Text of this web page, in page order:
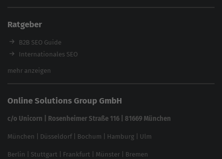
Backlink-Check
Ladezeiten-Check
Brand Protection Tool
Website SEO Check
feed2content.ai
Ratgeber
B2B SEO Guide
Internationales SEO
eCommerce SEO
In ChatGPT gefunden werden
Linkbuilding 2025
Local SEO
SEO für Online Shops
mehr anzeigen
Online Solutions Group GmbH
c/o Unicorn | Rosenheimer Straße 116 | 81669 München
München Düsseldorf| Bochum Hamburg Ulm
Berlin Stuttgart Frankfurt Münster Bremen